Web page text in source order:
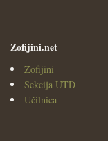
Zofijini.net
Zofijini
Sekcija UTD
Učilnica